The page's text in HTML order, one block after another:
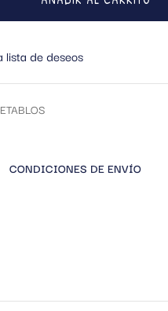
lista de deseos
CONDICIONES DE ENVÍO